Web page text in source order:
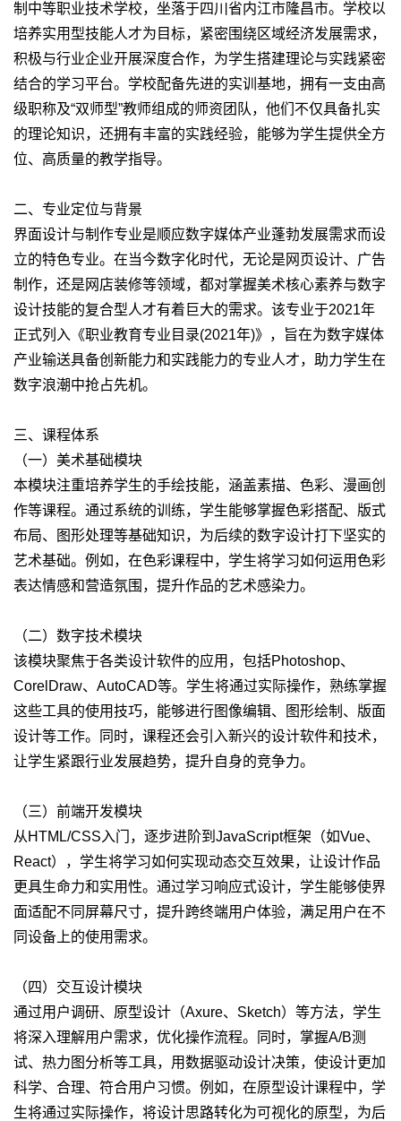
制中等职业技术学校，坐落于四川省内江市隆昌市。学校以
培养实用型技能人才为目标，紧密围绕区域经济发展需求，
积极与行业企业开展深度合作，为学生搭建理论与实践紧密
结合的学习平台。学校配备先进的实训基地，拥有一支由高
级职称及“双师型”教师组成的师资团队，他们不仅具备扎实
的理论知识，还拥有丰富的实践经验，能够为学生提供全方
位、高质量的教学指导。
二、专业定位与背景
界面设计与制作专业是顺应数字媒体产业蓬勃发展需求而设
立的特色专业。在当今数字化时代，无论是网页设计、广告
制作，还是网店装修等领域，都对掌握美术核心素养与数字
设计技能的复合型人才有着巨大的需求。该专业于2021年
正式列入《职业教育专业目录(2021年)》，旨在为数字媒体
产业输送具备创新能力和实践能力的专业人才，助力学生在
数字浪潮中抢占先机。
三、课程体系
（一）美术基础模块
本模块注重培养学生的手绘技能，涵盖素描、色彩、漫画创
作等课程。通过系统的训练，学生能够掌握色彩搭配、版式
布局、图形处理等基础知识，为后续的数字设计打下坚实的
艺术基础。例如，在色彩课程中，学生将学习如何运用色彩
表达情感和营造氛围，提升作品的艺术感染力。
（二）数字技术模块
该模块聚焦于各类设计软件的应用，包括Photoshop、
CorelDraw、AutoCAD等。学生将通过实际操作，熟练掌握
这些工具的使用技巧，能够进行图像编辑、图形绘制、版面
设计等工作。同时，课程还会引入新兴的设计软件和技术，
让学生紧跟行业发展趋势，提升自身的竞争力。
（三）前端开发模块
从HTML/CSS入门，逐步进阶到JavaScript框架（如Vue、
React），学生将学习如何实现动态交互效果，让设计作品
更具生命力和实用性。通过学习响应式设计，学生能够使界
面适配不同屏幕尺寸，提升跨终端用户体验，满足用户在不
同设备上的使用需求。
（四）交互设计模块
通过用户调研、原型设计（Axure、Sketch）等方法，学生
将深入理解用户需求，优化操作流程。同时，掌握A/B测
试、热力图分析等工具，用数据驱动设计决策，使设计更加
科学、合理、符合用户习惯。例如，在原型设计课程中，学
生将通过实际操作，将设计思路转化为可视化的原型，为后